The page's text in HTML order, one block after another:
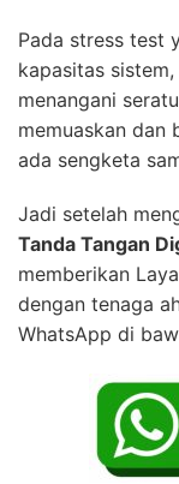
Pada stress test
kapasitas
menangani
memuaskan dan
ada sengketa
Jadi setelah
Tanda Tangan
memberikan
dengan tenaga
WhatsApp di